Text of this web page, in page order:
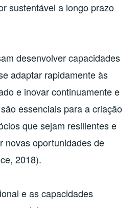
sustentável a longo prazo
desenvolver capacidades
adaptar rapidamente às
e inovar continuamente e
essenciais para a criação
que sejam resilientes e
novas oportunidades de
2018).
e as capacidades